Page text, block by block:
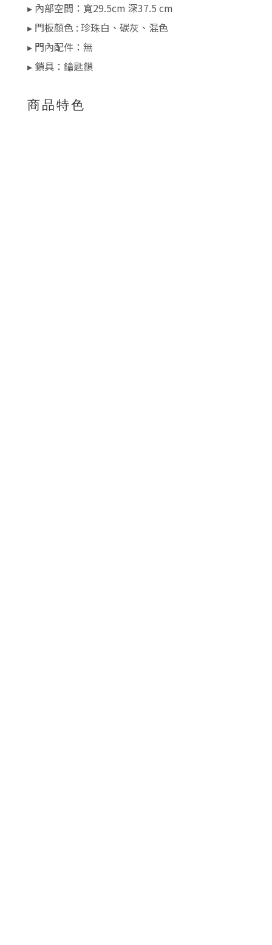
▸ 內部空間：寬29.5cm 深37.5 cm
▸ 門板顏色 : 珍珠白、碳灰、混色
▸ 門內配件：無
▸ 鎖具：鑰匙鎖
商品特色